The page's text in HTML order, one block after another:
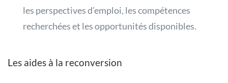
les perspectives d’emploi, les compétences
recherchées et les opportunités disponibles.
Les aides à la reconversion